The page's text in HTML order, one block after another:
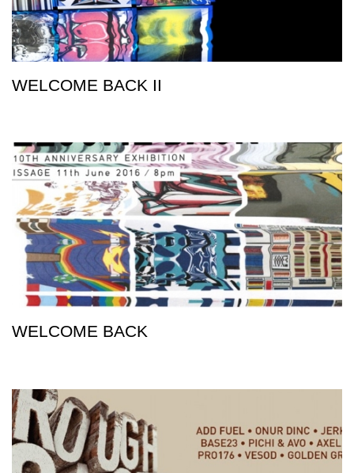
WELCOME BACK II
WELCOME BACK